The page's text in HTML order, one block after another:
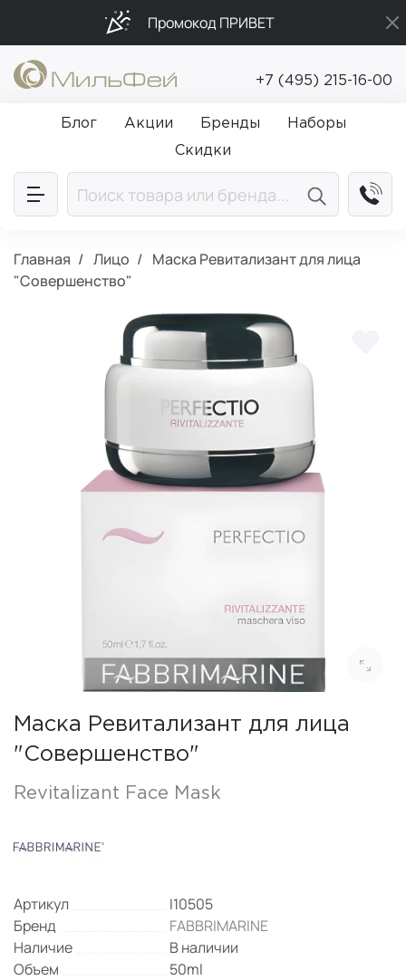
Промокод ПРИВЕТ
Бесплатная доставка от 5 000₽
Подарки в каждый заказ от 5 000₽
+7 (495) 215-16-00
Блог Акции Бренды
Наборы
Скидки
Главная Лицо
Маска Ревитализант для лица
"Совершенство"
Маска Ревитализант для лица
"Совершенство"
Revitalizant Face Mask
Артикул
I10505
Бренд
FABBRIMARINE
Наличие
В наличии
Объем
50ml